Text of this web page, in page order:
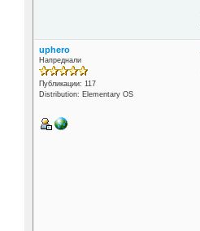
uphero
Напреднали
Публикации: 117
Distribution: Elementary OS